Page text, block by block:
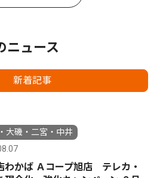
ニュース
新着記事
大磯・二宮・中井
わかば Ａコープ旭店 テレカ・